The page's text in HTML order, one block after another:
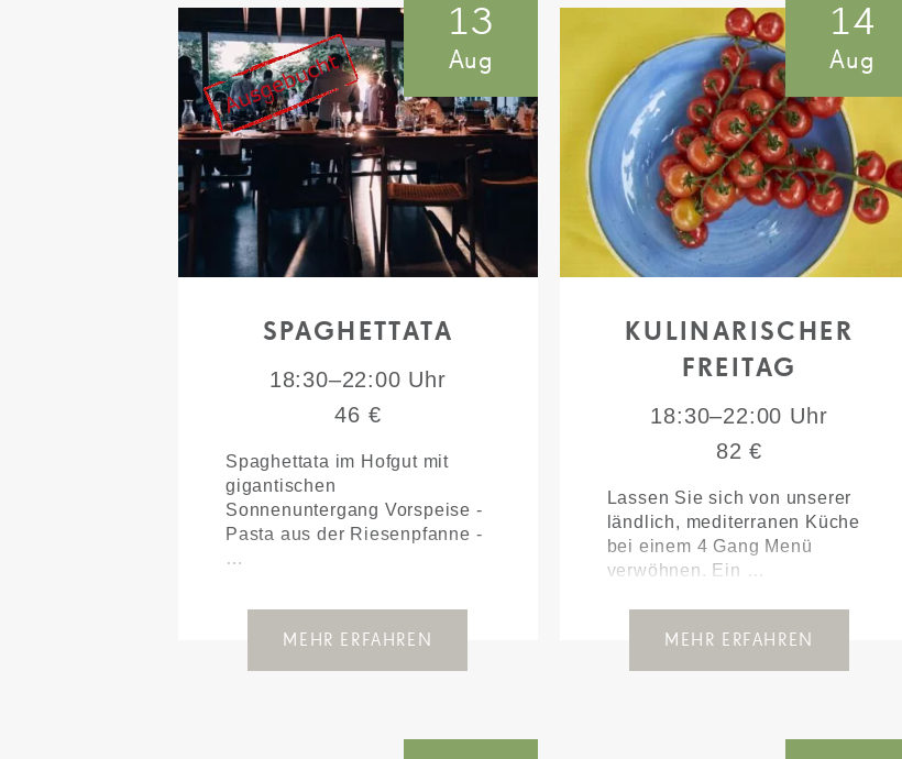
13
Aug
SPAGHETTATA
18:30–22:00 Uhr
46 €
Spaghettata im Hofgut mit
gigantischen
Sonnenuntergang Vorspeise -
Pasta aus der Riesenpfanne -
…
MEHR ERFAHREN
14
Aug
KULINARISCHER
FREITAG
18:30–22:00 Uhr
82 €
Lassen Sie sich von unserer
ländlich, mediterranen Küche
bei einem 4 Gang Menü
verwöhnen. Ein …
MEHR ERFAHREN